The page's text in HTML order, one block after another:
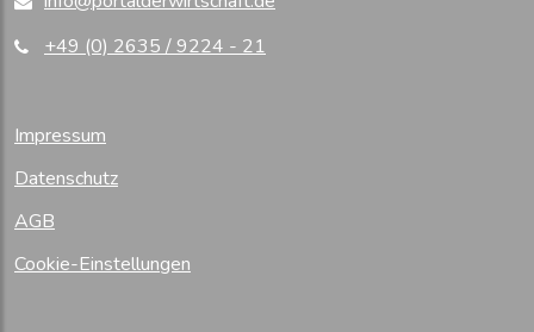
+49 (0) 2635 / 9224 - 21
Impressum
Datenschutz
AGB
Cookie-Einstellungen